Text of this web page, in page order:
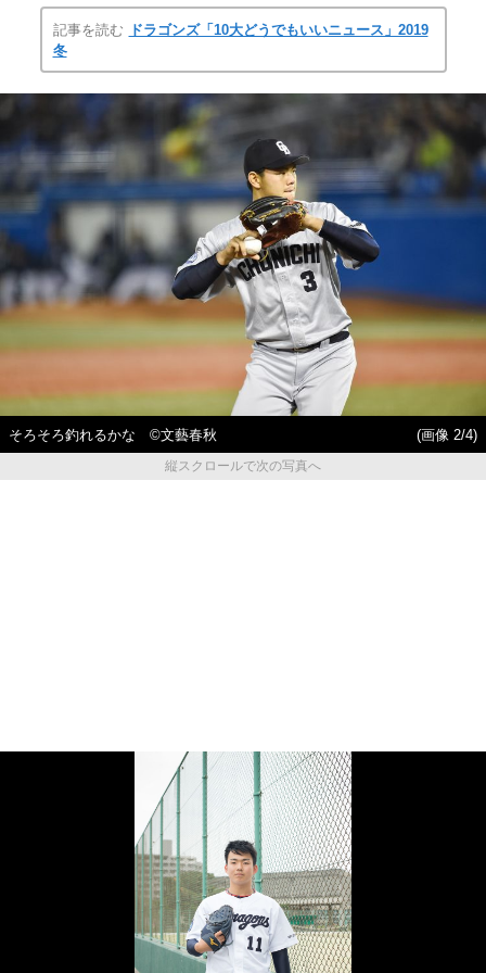
記事を読む
ドラゴンズ「10大どうでもいいニュース」2019
冬
そろそろ釣れるかな ©文藝春秋
(画像 2/4)
縦スクロールで次の写真へ